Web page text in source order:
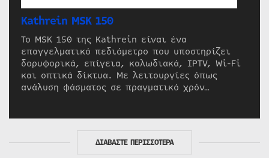
Kathrein MSK 150
Το MSK 150 της Kathrein είναι ένα
επαγγελματικό πεδιόμετρο που υποστηρίζει
δορυφορικά, επίγεια, καλωδιακά, IPTV, Wi-Fi
και οπτικά δίκτυα. Με λειτουργίες όπως
ανάλυση φάσματος σε πραγματικό χρόν…
ΔΙΑΒΑΣΤΕ ΠΕΡΙΣΣΟΤΕΡΑ